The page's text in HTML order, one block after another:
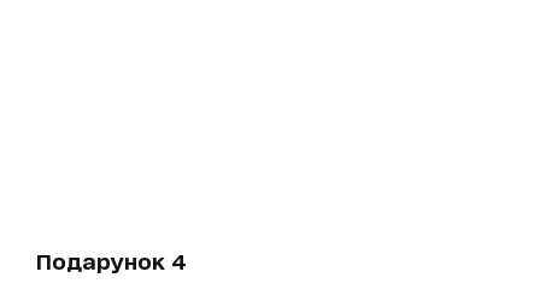
Подарунок 4